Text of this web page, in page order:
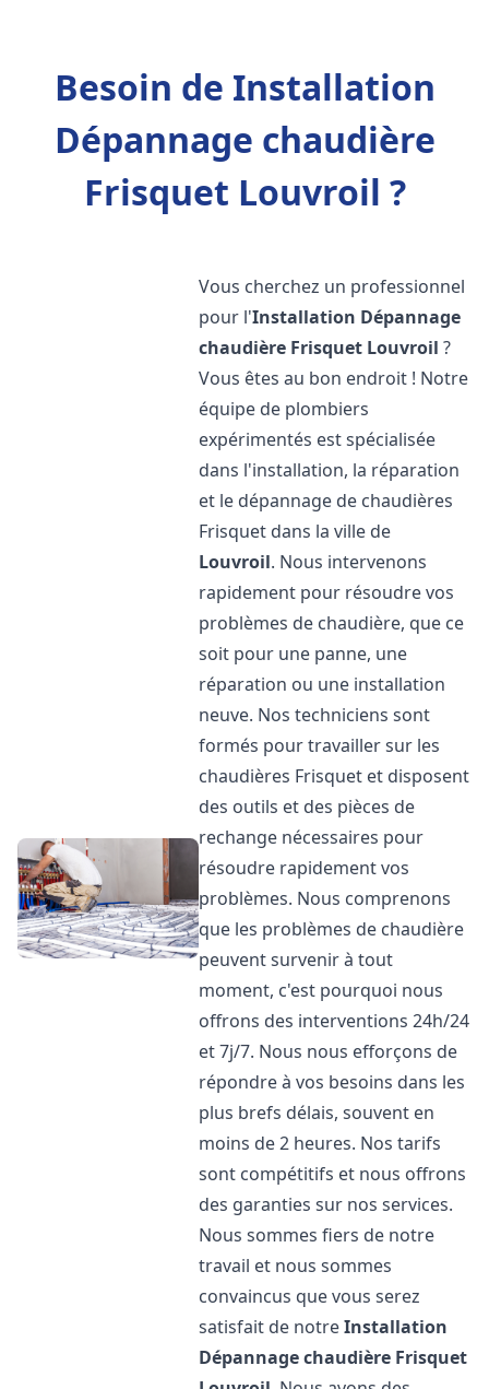
Besoin de Installation
Dépannage chaudière
Frisquet Louvroil ?
Vous cherchez un professionnel
pour l'Installation Dépannage
chaudière Frisquet Louvroil ?
Vous êtes au bon endroit ! Notre
équipe de plombiers
expérimentés est spécialisée
dans l'installation, la réparation
et le dépannage de chaudières
Frisquet dans la ville de
Louvroil. Nous intervenons
rapidement pour résoudre vos
problèmes de chaudière, que ce
soit pour une panne, une
réparation ou une installation
neuve. Nos techniciens sont
formés pour travailler sur les
chaudières Frisquet et disposent
des outils et des pièces de
rechange nécessaires pour
résoudre rapidement vos
problèmes. Nous comprenons
que les problèmes de chaudière
peuvent survenir à tout
moment, c'est pourquoi nous
offrons des interventions 24h/24
et 7j/7. Nous nous efforçons de
répondre à vos besoins dans les
plus brefs délais, souvent en
moins de 2 heures. Nos tarifs
sont compétitifs et nous offrons
des garanties sur nos services.
Nous sommes fiers de notre
travail et nous sommes
convaincus que vous serez
satisfait de notreInstallation
Dépannage chaudière Frisquet